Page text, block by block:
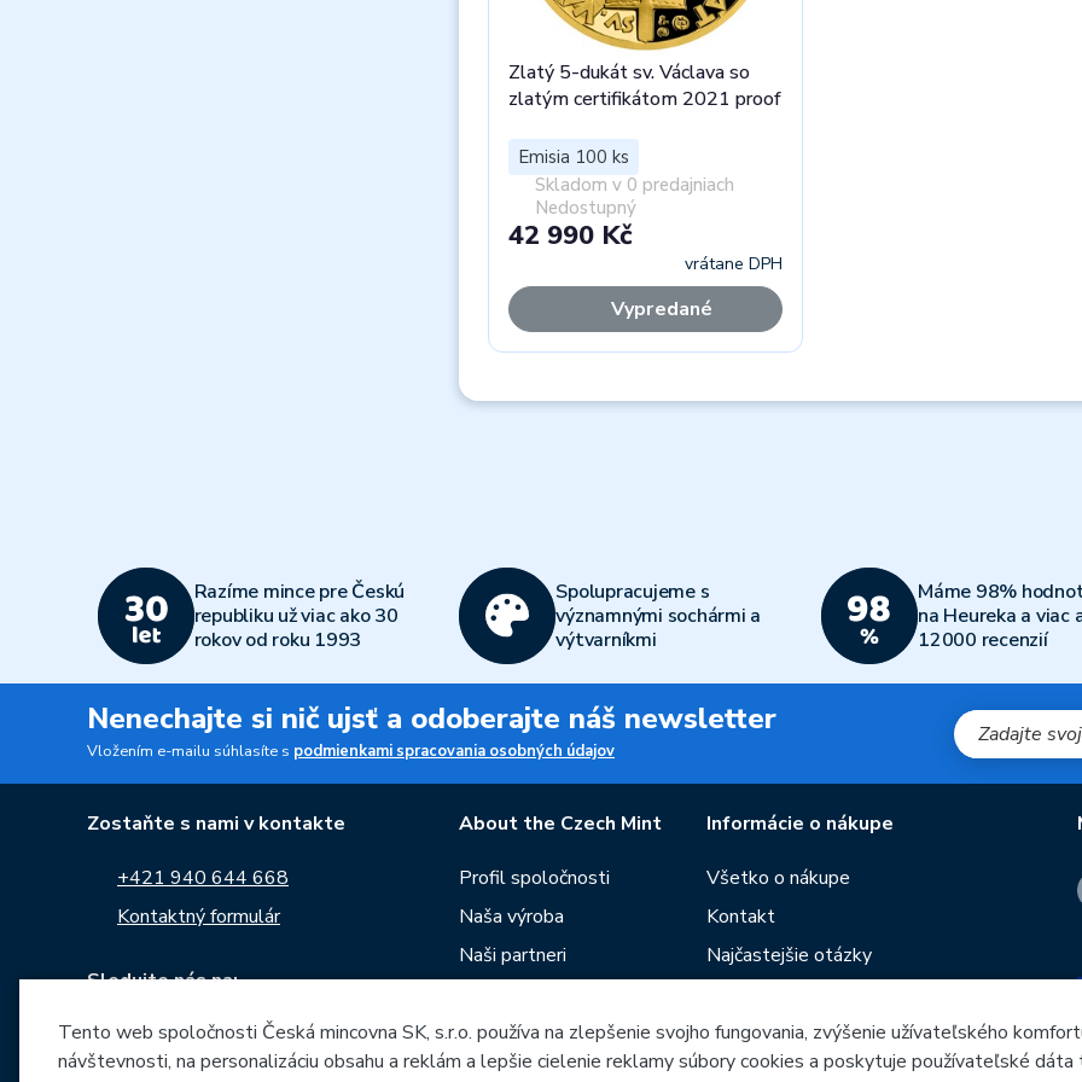
Zlatý 5-dukát sv. Václava so
zlatým certifikátom 2021 proof
Emisia 100 ks
Skladom v 0 predajniach
Nedostupný
42 990 Kč
vrátane DPH
Vypredané
Razíme mince pre Českú
republiku už viac ako 30
rokov od roku 1993
Spolupracujeme s
významnými sochármi a
výtvarníkmi
Máme 98%
na Heureka a viac
12000 recenzií
Nenechajte si nič ujsť a odoberajte náš newsletter
Vložením e-mailu súhlasíte s podmienkami spracovania osobných údajov
Zostaňte s nami v kontakte
+421 940 644 668
Kontaktný formulár
Sledujte nás na:
About the Czech Mint
Profil spoločnosti
Naša výroba
Naši partneri
Správy
Na stiahnutie
Informácie o nákupe
Všetko o nákupe
Kontakt
Najčastejšie otázky
Predajne Českej mincovne
Poradca
Tento web spoločnosti Česká mincovna SK, s.r.o. používa na zlepšenie svojho fungovania, zvýšenie užívateľského
návštevnosti, na personalizáciu obsahu a reklám a lepšie cielenie reklamy súbory cookies a poskytuje používateľské